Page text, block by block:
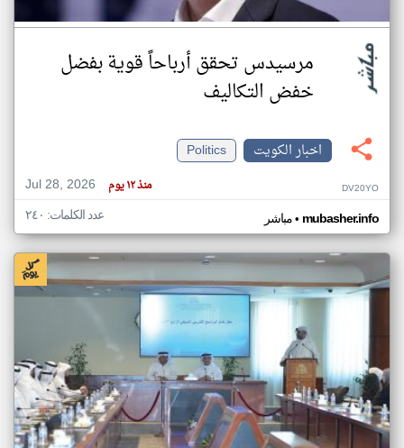
مرسيدس تحقق أرباحاً قوية بفضل
خفض التكاليف
اخبار الكويت
Politics
Jul 28, 2026
منذ ١٢ يوم DV20YO
مباشر• mubasher.info عدد الكلمات: ٢٤٠